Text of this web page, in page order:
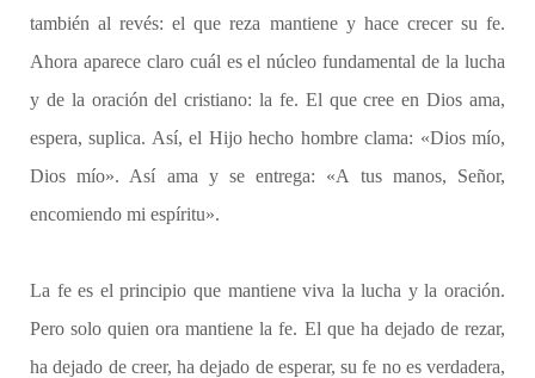
también al revés: el que reza mantiene y hace crecer su fe.
Ahora aparece claro cuál es el núcleo fundamental de la lucha
y de la oración del cristiano: la fe. El que cree en Dios ama,
espera, suplica. Así, el Hijo hecho hombre clama: «Dios mío,
Dios mío». Así ama y se entrega: «A tus manos, Señor,
encomiendo mi espíritu».
La fe es el principio que mantiene viva la lucha y la oración.
Pero solo quien ora mantiene la fe. El que ha dejado de rezar,
ha dejado de creer, ha dejado de esperar, su fe no es verdadera,